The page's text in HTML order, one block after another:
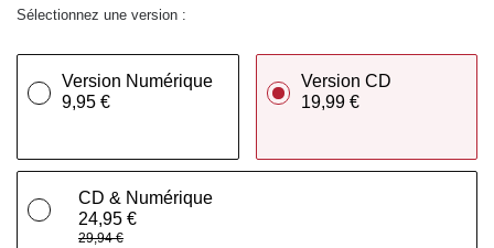
Sélectionnez une version :
Version Numérique
9,95 €
Version CD
19,99 €
CD & Numérique
24,95 €
29,94 €